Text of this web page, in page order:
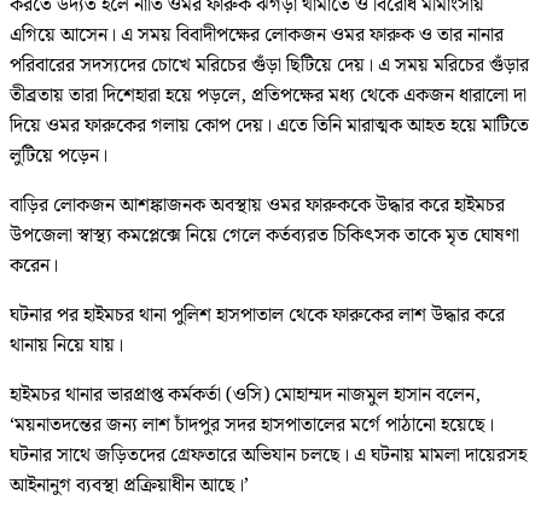
এগিয়ে আসেন। এ সময় বিবাদীপক্ষের লোকজন ওমর ফারুক ও তার নানার
পরিবারের সদস্যদের চোখে মরিচের গুঁড়া ছিটিয়ে দেয়। এ সময় মরিচের গুঁড়ার
তীব্রতায় তারা দিশেহারা হয়ে পড়লে, প্রতিপক্ষের মধ্য থেকে একজন ধারালো দা
দিয়ে ওমর ফারুকের গলায় কোপ দেয়। এতে তিনি মারাত্মক আহত হয়ে মাটিতে
লুটিয়ে পড়েন।
বাড়ির লোকজন আশঙ্কাজনক অবস্থায় ওমর ফারুককে উদ্ধার করে হাইমচর
উপজেলা স্বাস্থ্য কমপ্লেক্সে নিয়ে গেলে কর্তব্যরত চিকিৎসক তাকে মৃত ঘোষণা
করেন।
ঘটনার পর হাইমচর থানা পুলিশ হাসপাতাল থেকে ফারুকের লাশ উদ্ধার করে
থানায় নিয়ে যায়।
হাইমচর থানার ভারপ্রাপ্ত কর্মকর্তা (ওসি) মোহাম্মদ নাজমুল হাসান বলেন,
‘ময়নাতদন্তের জন্য লাশ চাঁদপুর সদর হাসপাতালের মর্গে পাঠানো হয়েছে।
ঘটনার সাথে জড়িতদের গ্রেফতারে অভিযান চলছে। এ ঘটনায় মামলা দায়েরসহ
আইনানুগ ব্যবস্থা প্রক্রিয়াধীন আছে।’